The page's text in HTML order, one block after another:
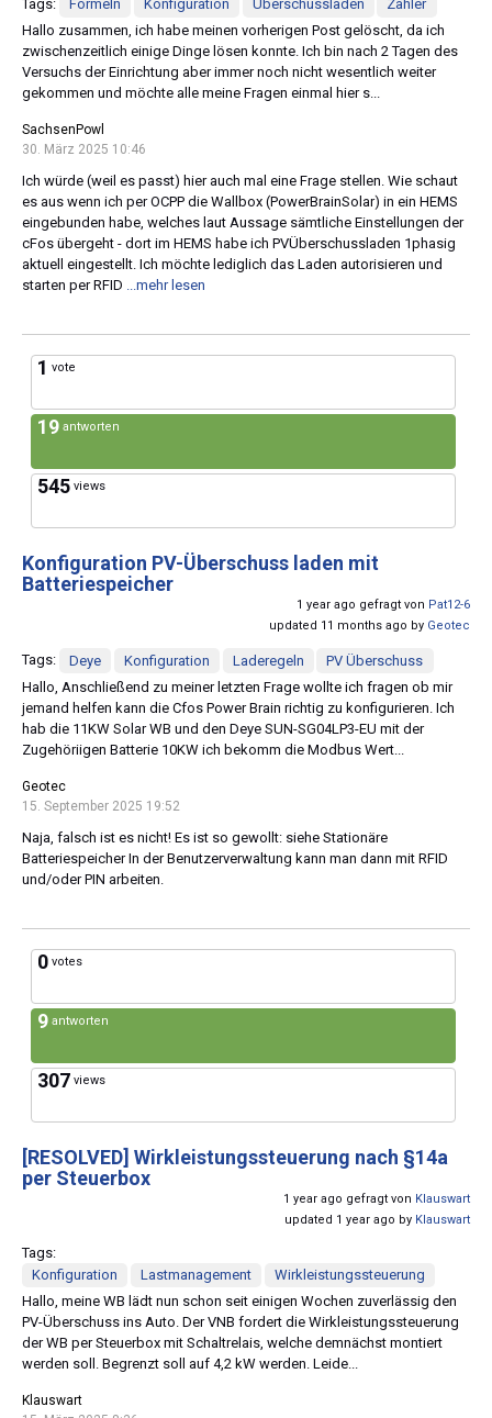
Tags: Formeln Konfiguration Überschussladen
Zähler
Hallo zusammen, ich habe meinen vorherigen Post gelöscht, da ich
zwischenzeitlich einige Dinge lösen konnte. Ich bin nach 2 Tagen des
Versuchs der Einrichtung aber immer noch nicht wesentlich weiter
gekommen und möchte alle meine Fragen einmal hier s...
SachsenPowl
30. März 2025 10:46
Ich würde (weil es passt) hier auch mal eine Frage stellen. Wie schaut
es aus wenn ich per OCPP die Wallbox (PowerBrainSolar) in ein HEMS
eingebunden habe, welches laut Aussage sämtliche Einstellungen der
cFos übergeht - dort im HEMS habe ich PVÜberschussladen 1phasig
aktuell eingestellt. Ich möchte lediglich das Laden autorisieren und
starten per RFID ...mehr lesen
1 vote
19 antworten
545 views
Konfiguration PV-Überschuss laden mit
Batteriespeicher
1 year ago gefragt von Pat12-6
updated 11 months ago by Geotec
Tags: Deye Konfiguration Laderegeln
PV Überschuss
Hallo, Anschließend zu meiner letzten Frage wollte ich fragen ob mir
jemand helfen kann die Cfos Power Brain richtig zu konfigurieren. Ich
hab die 11KW Solar WB und den Deye SUN-SG04LP3-EU mit der
Zugehöriigen Batterie 10KW ich bekomm die Modbus Wert...
Geotec
15. September 2025 19:52
Naja, falsch ist es nicht! Es ist so gewollt: siehe Stationäre
Batteriespeicher In der Benutzerverwaltung kann man dann mit RFID
und/oder PIN arbeiten.
0 votes
9 antworten
307 views
[RESOLVED] Wirkleistungssteuerung nach §14a
per Steuerbox
1 year ago gefragt von Klauswart
updated 1 year ago by Klauswart
Tags:
Konfiguration
Lastmanagement
Wirkleistungssteuerung
Hallo, meine WB lädt nun schon seit einigen Wochen zuverlässig den
PV-Überschuss ins Auto. Der VNB fordert die Wirkleistungssteuerung
der WB per Steuerbox mit Schaltrelais, welche demnächst montiert
werden soll. Begrenzt soll auf 4,2 kW werden. Leide...
Klauswart